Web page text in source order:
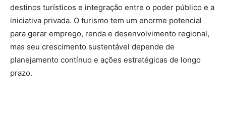
destinos turísticos e integração entre o poder público e a
iniciativa privada. O turismo tem um enorme potencial
para gerar emprego, renda e desenvolvimento regional,
mas seu crescimento sustentável depende de
planejamento contínuo e ações estratégicas de longo
prazo.